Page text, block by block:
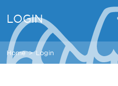
LOGIN
Home Login